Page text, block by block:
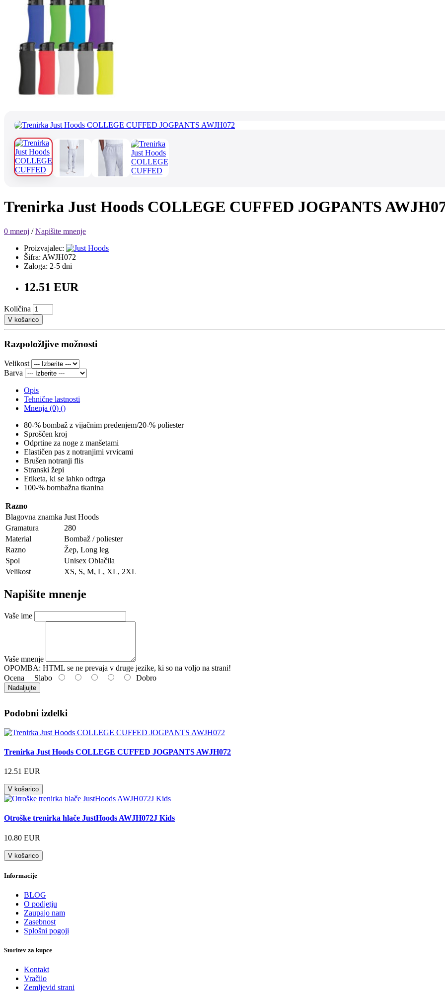
Trenirka Just Hoods COLLEGE CUFFED JOGPANTS
0 mnenj /Napišite mnenje
Proizvajalec:
Šifra: AWJH072
Zaloga: 2-5 dni
12.51 EUR
Količina
V košarico
Razpoložljive možnosti
Velikost
Barva
Opis
Tehnične lastnosti
Mnenja (0) ()
80-% bombaž z vijačnim predenjem/20-% poliester
Sproščen kroj
Odprtine za noge z manšetami
Elastičen pas z notranjimi vrvicami
Brušen notranji flis
Stranski žepi
Etiketa, ki se lahko odtrga
100-% bombažna tkanina
Razno
Blagovna znamka Just Hoods
Gramatura
280
Material
Bombaž / poliester
Razno
Žep, Long leg
Spol
Unisex Oblačila
Velikost
XS, S, M, L, XL, 2XL
Napišite mnenje
Vaše ime
Vaše mnenje
OPOMBA: HTML se ne prevaja v druge jezike, ki so na voljo na strani!
Ocena Slabo Dobro
Nadaljujte
Podobni izdelki
Trenirka Just Hoods COLLEGE CUFFED JOGPANTS AWJH072
12.51 EUR
V košarico
Otroške trenirka hlače JustHoods AWJH072J Kids
10.80 EUR
V košarico
Informacije
BLOG
O podjetju
Zaupajo nam
Zasebnost
Splošni pogoji
Storitev za kupce
Kontakt
Vračilo
Zemljevid strani